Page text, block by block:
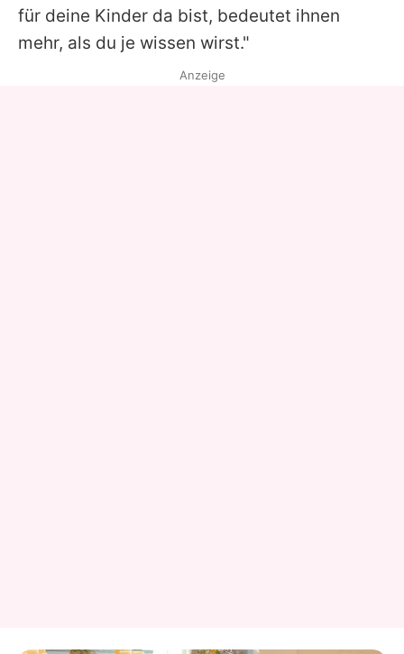
für deine Kinder da bist, bedeutet ihnen
mehr, als du je wissen wirst."
Anzeige